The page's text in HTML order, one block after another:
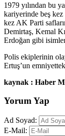
1979 yılından bu
kariyerinde beş
kez AK Parti
Demirtaş, Kemal
Erdoğan gibi isimler
Polis ekiplerinin
Ertuş’un
kaynak : Haber
Yorum Yap
Ad Soyad:
E-Mail: